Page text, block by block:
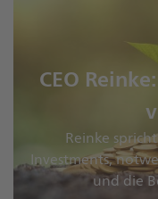
CEO
Reinke
Investments,
und die